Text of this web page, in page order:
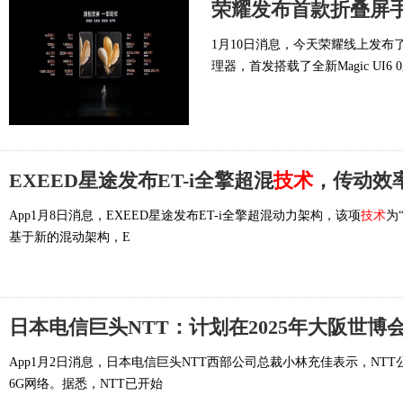
1月10日消息，今天荣耀线上发布
理器，首发搭载了全新Magic UI6
EXEED星途发布ET-i全擎超混技术，传动效
App1月8日消息，EXEED星途发布ET-i全擎超混动力架构，该项技术为
基于新的混动架构，E
日本电信巨头NTT：计划在2025年大阪世博
App1月2日消息，日本电信巨头NTT西部公司总裁小林充佳表示，
6G网络。据悉，NTT已开始